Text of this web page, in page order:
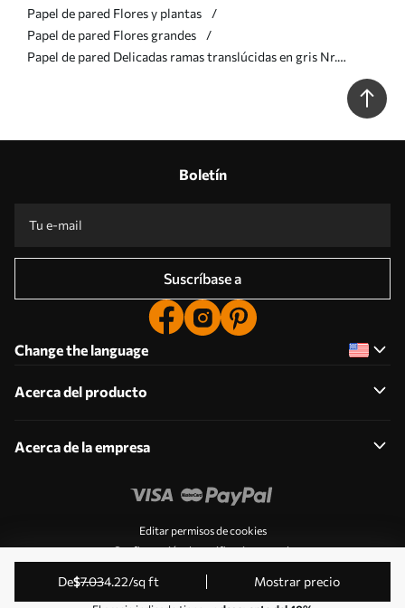
de$7.034.22/sq ft Mostrar precio
Papel de pared Flores y plantas
Papel de pared Flores grandes
Papel de pared Delicadas ramas translúcidas en gris Nr.
Boletín
Suscríbase a
Change the language
Acerca del producto
Acerca de la empresa
Editar permisos de cookies
Configuración de notificaciones push
© 2011-2026 Uwalls . Todos los derechos reservados.
Gestionado por KLW Sp. z o.o. CIF: PL9223057591.